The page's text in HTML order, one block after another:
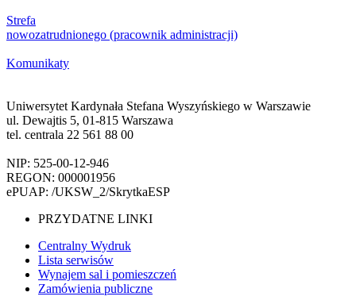
Strefa
nowozatrudnionego (pracownik administracji)
Komunikaty
Uniwersytet Kardynała Stefana Wyszyńskiego w Warszawie
ul. Dewajtis 5, 01-815 Warszawa
tel. centrala 22 561 88 00
NIP: 525-00-12-946
REGON: 000001956
ePUAP: /UKSW_2/SkrytkaESP
PRZYDATNE LINKI
Centralny Wydruk
Lista serwisów
Wynajem sal i pomieszczeń
Zamówienia publiczne